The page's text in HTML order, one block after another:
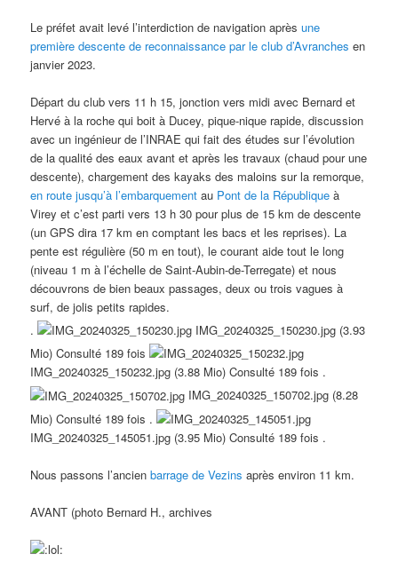
Le préfet avait levé l’interdiction de navigation aprèsune
première descente de reconnaissance par le club d’Avranches en
janvier 2023.
Départ du club vers 11 h 15, jonction vers midi avec Bernard et
Hervé à la roche qui boit à Ducey, pique-nique rapide, discussion
avec un ingénieur de l’INRAE qui fait des études sur l’évolution
de la qualité des eaux avant et après les travaux (chaud pour une
descente), chargement des kayaks des maloins sur la remorque,
en route jusqu’à l’embarquement au Pont de la République à
Virey et c’est parti vers 13 h 30 pour plus de 15 km de descente
(un GPS dira 17 km en comptant les bacs et les reprises). La
pente est régulière (50 m en tout), le courant aide tout le long
(niveau 1 m à l’échelle de Saint-Aubin-de-Terregate) et nous
découvrons de bien beaux passages, deux ou trois vagues à
surf, de jolis petits rapides.
.
IMG_20240325_150230.jpg (3.93
Mio) Consulté 189 fois
IMG_20240325_150232.jpg (3.88 Mio) Consulté 189 fois .
IMG_20240325_150702.jpg (8.28
Mio) Consulté 189 fois .
IMG_20240325_145051.jpg (3.95 Mio) Consulté 189 fois .
Nous passons l’ancienbarrage de Vezins après environ 11 km.
AVANT (photo Bernard H., archives